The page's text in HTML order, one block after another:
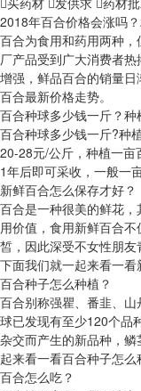
2018年百合价格会涨吗
百合为食用和药用两种
厂产品受到广大消费者
增强，鲜品百合的销量
百合最新价格走势。
百合种球多少钱一斤？
百合种球多少钱一斤?种
20-28元/公斤，种植一亩
1年后即可采收，一般一
新鲜百合怎么保存才好？
百合是一种很美的鲜花
用价值，食用新鲜百合
皙，因此深受不女性朋友
下面我们就一起来看一看
百合种子怎么种植？
百合别称强瞿、番韭、
球已发现有至少120个品
杂交而产生的新品种，
起来看一看百合种子怎么
百合怎么吃？